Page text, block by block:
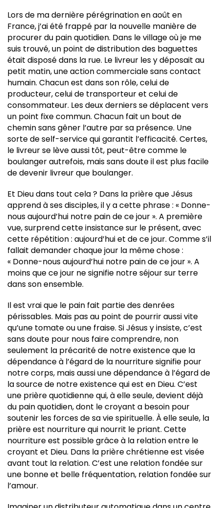
Lors de ma dernière pérégrination en août en
France, j’ai été frappé par la nouvelle manière de
procurer du pain quotidien. Dans le village où je me
suis trouvé, un point de distribution des baguettes
était disposé dans la rue. Le livreur les y déposait au
petit matin, une action commerciale sans contact
humain. Chacun est dans son rôle, celui de
producteur, celui de transporteur et celui de
consommateur. Les deux derniers se déplacent vers
un point fixe commun. Chacun fait un bout de
chemin sans gêner l’autre par sa présence. Une
sorte de self-service qui garantit l’efficacité. Certes,
le livreur se lève aussi tôt, peut-être comme le
boulanger autrefois, mais sans doute il est plus facile
de devenir livreur que boulanger.
Et Dieu dans tout cela ? Dans la prière que Jésus
apprend à ses disciples, il y a cette phrase : « Donne-
nous aujourd’hui notre pain de ce jour ». A première
vue, surprend cette insistance sur le présent, avec
cette répétition : aujourd’hui et de ce jour. Comme s’il
fallait demander chaque jour la même chose :
« Donne-nous aujourd’hui notre pain de ce jour ». A
moins que ce jour ne signifie notre séjour sur terre
dans son ensemble.
Il est vrai que le pain fait partie des denrées
périssables. Mais pas au point de pourrir aussi vite
qu’une tomate ou une fraise. Si Jésus y insiste, c’est
sans doute pour nous faire comprendre, non
seulement la précarité de notre existence que la
dépendance à l’égard de la nourriture signifie pour
notre corps, mais aussi une dépendance à l’égard de
la source de notre existence qui est en Dieu. C’est
une prière quotidienne qui, à elle seule, devient déjà
du pain quotidien, dont le croyant a besoin pour
soutenir les forces de sa vie spirituelle. À elle seule, la
prière est nourriture qui nourrit le priant. Cette
nourriture est possible grâce à la relation entre le
croyant et Dieu. Dans la prière chrétienne est visée
avant tout la relation. C’est une relation fondée sur
une bonne et belle fréquentation, relation fondée sur
l’amour.